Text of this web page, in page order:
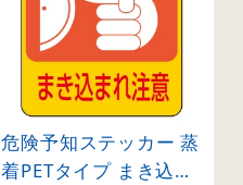
危険予知ステッカー 蒸
着PETタイプ まき込ま